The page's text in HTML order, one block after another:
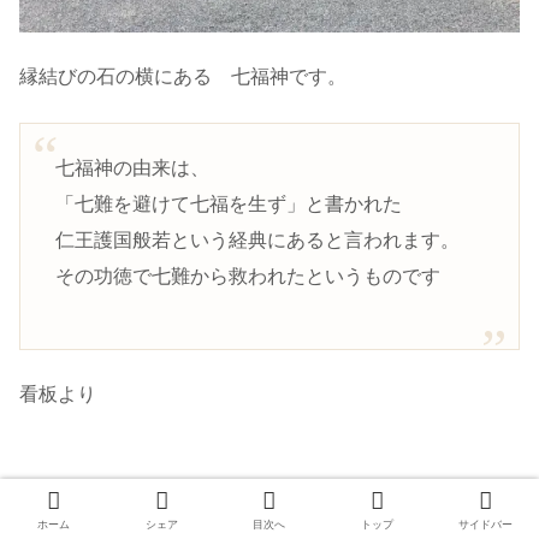
縁結びの石の横にある 七福神です。
七福神の由来は、
「七難を避けて七福を生ず」と書かれた
仁王護国般若という経典にあると言われます。
その功徳で七難から救われたというものです
看板より
ホーム シェア 目次へ トップ サイドバー